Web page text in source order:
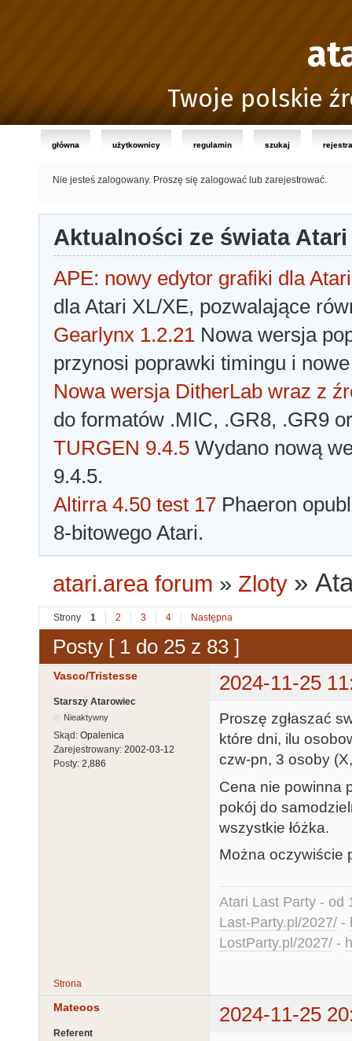
Twoje polskie
główna użytkownicy regulamin szukaj
Nie jesteś zalogowany. Proszę się zalogować lub zarejestrować.
Aktualności ze świata Atari
APE: nowy edytor grafiki dla Atari
dla Atari XL/XE, pozwalające
Gearlynx 1.2.21 Nowa wersja
przynosi poprawki timingu i
Nowa wersja DitherLab wraz z
do formatów .MIC, .GR8, .GR9
TURGEN 9.4.5 Wydano nową
9.4.5.
Altirra 4.50 test 17 Phaeron
8-bitowego Atari.
atari.area forum » Zloty »
Strony 1 2 3 4 Następna
Posty [ 1 do 25 z 83 ]
Vasco/Tristesse 2024-11-25
Starszy Atarowiec
Nieaktywny
Skąd: Opalenica
Zarejestrowany: 2002-03-12
Posty: 2,886
Proszę zgłaszać
które dni, ilu
czw-pn, 3 osoby
Cena nie powinna
pokój do
wszystkie łóżka.
Można oczywiście
Atari Last Party - od
Last-Party.pl/2027/ -
LostParty.pl/2027/ -
Strona
Mateoos 2024-11-25
Referent